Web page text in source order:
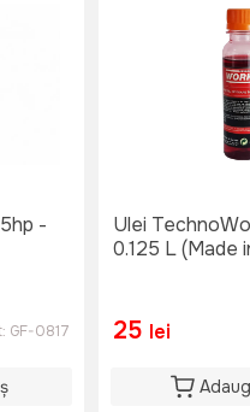
-
GF-0817
Ulei
0.125 L (Made
25 lei